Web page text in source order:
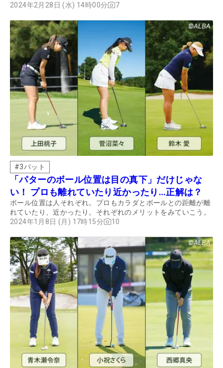
2024年2月28日 (水) 14時00分
7
#3パット
「パターのボール位置は目の真下」だけじゃな
い！ プロも離れていたり近かったり…正解は？
ボール位置は人それぞれ。プロもカラダとボールとの距離が離
れていたり、近かったり。それぞれのメリットをみていこう。
2024年1月8日 (月) 17時15分
10